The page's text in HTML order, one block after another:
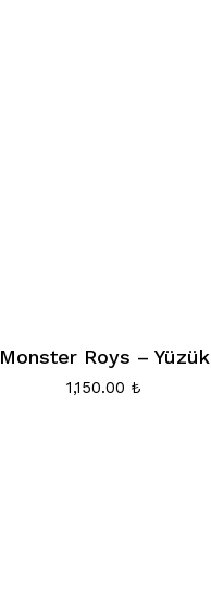
Monster Roys – Yüzük
1,150.00 ₺